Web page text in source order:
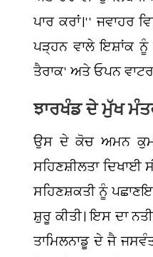
ਪਾਰ ਕਰਾਂ।'' ਜਵਾਹਰ
ਪੜ੍ਹਨ ਵਾਲੇ ਇਸ਼ਾਂਕ
ਤੈਰਾਕ' ਅਤੇ ਓਪਨ ਵਾਟਰ
ਝਾਰਖੰਡ ਦੇ ਮੁੱਖ
ਉਸ ਦੇ ਕੋਚ ਅਮਨ
ਸਹਿਣਸ਼ੀਲਤਾ ਦਿਖਾਈ
ਸਹਿਣਸ਼ਕਤੀ ਨੂੰ
ਸ਼ੁਰੂ ਕੀਤੀ। ਇਸ ਦਾ
ਤਾਮਿਲਨਾਡੂ ਦੇ ਜੈ